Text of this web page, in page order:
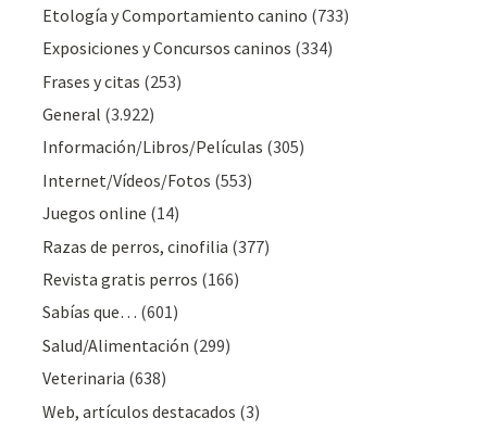
Etología y Comportamiento canino (733)
Exposiciones y Concursos caninos (334)
Frases y citas (253)
General (3.922)
Información/Libros/Películas (305)
Internet/Vídeos/Fotos (553)
Juegos online (14)
Razas de perros, cinofilia (377)
Revista gratis perros (166)
Sabías que… (601)
Salud/Alimentación (299)
Veterinaria (638)
Web, artículos destacados (3)